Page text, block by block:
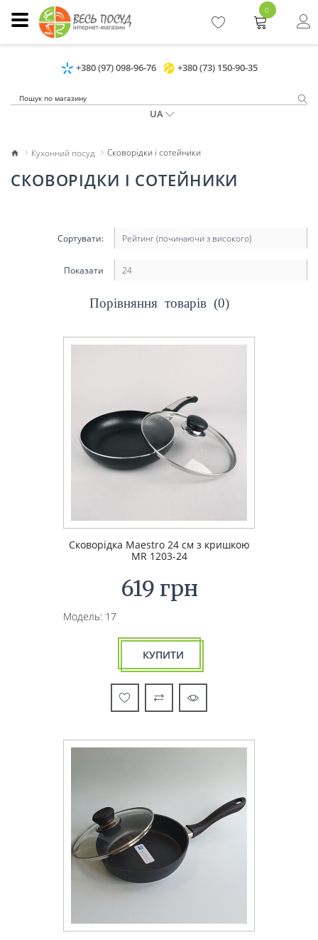
+380 (97) 098-96-76 +380 (73) 150-90-35
UA
0
Кухонний посуд Сковорідки і сотейники
СКОВОРІДКИ І СОТЕЙНИКИ
Сортувати:
Показати
Порівняння товарів (0)
Сковорідка Maestro 24 см з кришкою
MR 1203-24
619 грн
Модель: 17
КУПИТИ